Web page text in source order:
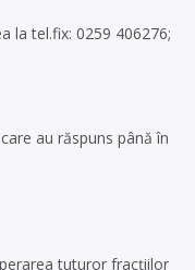
la tel.fix: 0259 406276;
au răspuns până în
tuturor fracțiilor